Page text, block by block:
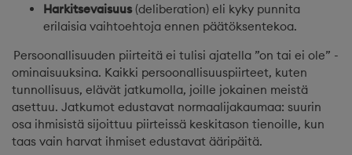
Harkitsevaisuus(deliberation) eli kyky punnita
erilaisia vaihtoehtoja ennen päätöksentekoa.
Persoonallisuuden piirteitä ei tulisi ajatella ”on tai ei ole” -
ominaisuuksina. Kaikki persoonallisuuspiirteet, kuten
tunnollisuus, elävät jatkumolla, joille jokainen meistä
asettuu. Jatkumot edustavat normaalijakaumaa: suurin
osa ihmisistä sijoittuu piirteissä keskitason tienoille, kun
taas vain harvat ihmiset edustavat ääripäitä.